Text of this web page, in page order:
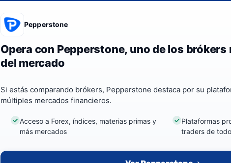
Pepperstone
Opera con Pepperstone, uno de los
del mercado
Si estás comparando brókers, Pepperstone destaca por su
múltiples mercados financieros.
Acceso a Forex, índices, materias primas y
más mercados
Plataformas
traders de